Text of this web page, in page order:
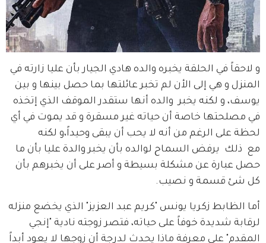
و لاحقاً في الحلقة يخبره والده هادي الجيار بأن عليا زارته في
المنزل و هي إلى الأن لم تخبر عائلتها بما حصل بينها و بين
يوسف، و لكنه يخبر  والده أنها ستقدر الموقف الذي إتخذه
في مصلحتها خاصة أن حياته غير مسقرة و قد يموت في أي
لحظة على الرغم من أنه لا يحب أن يبقى وحيداً،و لكنه
مع  ذلك  يرفض السماح لوالده بأن يخبر والدة عليا بأن ما
حصل عبارة عن مشكلة بسيطة و أصر على أن يخبرهم بأن
كل شئ قسمة و نصيب.
أما الظابط زكريا يونس "كريم عبد العزيز" الذي يخضع منزله
لرقابة شديدة خوفاً على حياته، فتصر زوجته نادية "إنجي
المقدم" على معرفة ماذا يحدث لدرجة أن زوجها لا يعود أبداً